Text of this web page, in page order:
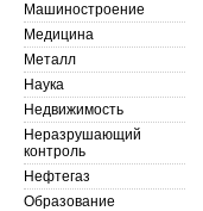
Машиностроение
Медицина
Металл
Наука
Недвижимость
Неразрушающий
контроль
Нефтегаз
Образование